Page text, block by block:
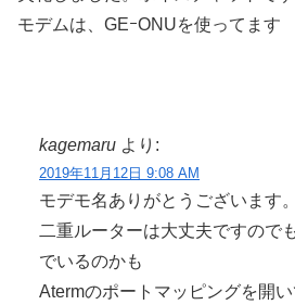
モデムは、GEｰONUを使ってます
kagemaru より:
2019年11月12日 9:08 AM
モデモ名ありがとうございます。
二重ルーターは大丈夫ですので
でいるのかも
Atermのポートマッピングを開